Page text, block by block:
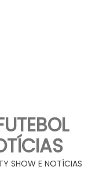
SHOW E NOTÍCIAS